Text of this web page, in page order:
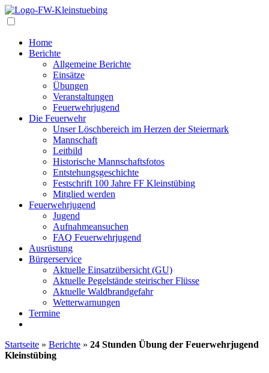
Home
Berichte
Allgemeine Berichte
Einsätze
Übungen
Veranstaltungen
Feuerwehrjugend
Die Feuerwehr
Unser Löschbereich im Herzen der Steiermark
Mannschaft
Leitbild
Historische Mannschaftsfotos
Entstehungsgeschichte
Festschrift 100 Jahre FF Kleinstübing
Mitglied werden
Feuerwehrjugend
Jugend
Aufnahmeansuchen
FAQ Feuerwehrjugend
Ausrüstung
Bürgerservice
Aktuelle Einsatzübersicht (GU)
Aktuelle Pegelstände steirischer Flüsse
Aktuelle Waldbrandgefahr
Wetterwarnungen
Termine
Startseite » Berichte » 24 Stunden Übung der Feuerwehrjugend
Kleinstübing